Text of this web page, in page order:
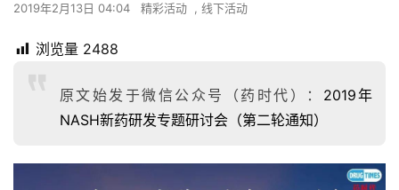
2019年2月13日 04:04 精彩活动 , 线下活动
浏览量 2488
原文始发于微信公众号（药时代）： 2019年
NASH新药研发专题研讨会（第二轮通知）